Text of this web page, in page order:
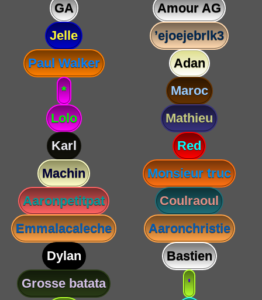
GA
Amour AG
Jelle
’ejoejebrlk3
Paul Walker
Adan
*
Maroc
Lolo
Mathieu
Karl
Red
Machin
Monsieur truc
Aaronpetitpat
Coulraoul
Emmalacaleche
Aaronchristie
Dylan
Bastien
Grosse batata
'